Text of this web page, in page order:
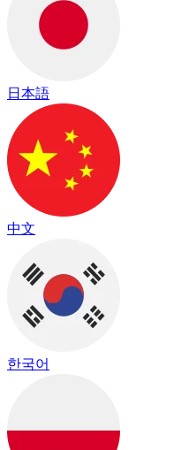
日本語
中文
한국어